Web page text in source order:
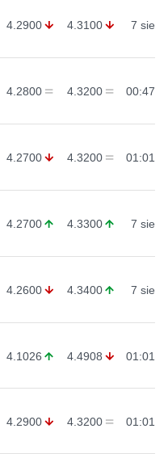
4.2900 4.3100 7 sie
4.2800 4.3200 00:47
4.2700 4.3200 01:01
4.2700 4.3300 7 sie
4.2600 4.3400 7 sie
4.1026 4.4908 01:01
4.2900 4.3200 01:01